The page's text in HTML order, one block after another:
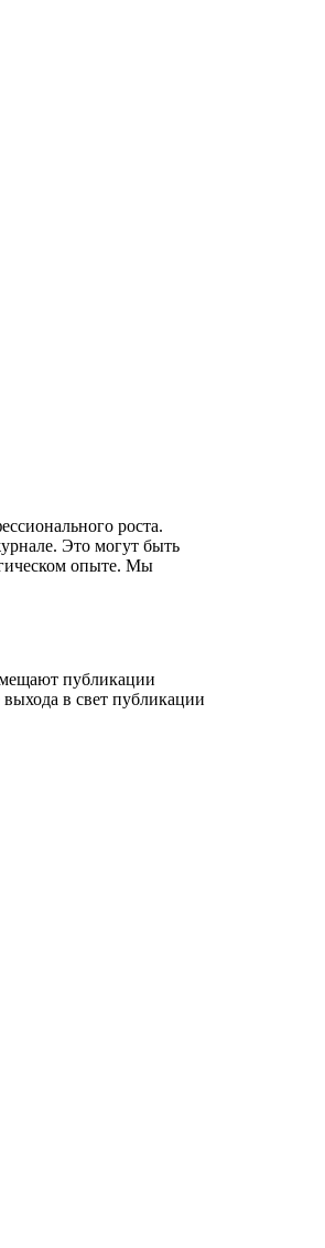
роста.
Это могут быть
опыте. Мы
публикации
в свет публикации